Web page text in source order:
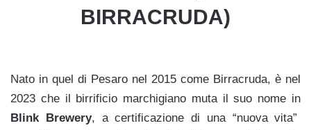
BIRRACRUDA)
Nato in quel di Pesaro nel 2015 come Birracruda, è nel
2023 che il birrificio marchigiano muta il suo nome in
Blink Brewery, a certificazione di una “nuova vita”